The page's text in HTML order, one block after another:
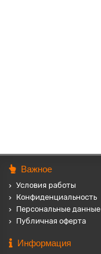
Важное
Условия работы
Конфиденциальность
Персональные данные
Публичная оферта
Информация